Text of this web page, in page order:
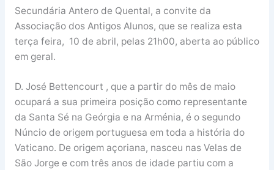
Secundária Antero de Quental, a convite da
Associação dos Antigos Alunos, que se realiza esta
terça feira, 10 de abril, pelas 21h00, aberta ao público
em geral.
D. José Bettencourt , que a partir do mês de maio
ocupará a sua primeira posição como representante
da Santa Sé na Geórgia e na Arménia, é o segundo
Núncio de origem portuguesa em toda a história do
Vaticano. De origem açoriana, nasceu nas Velas de
São Jorge e com três anos de idade partiu com a